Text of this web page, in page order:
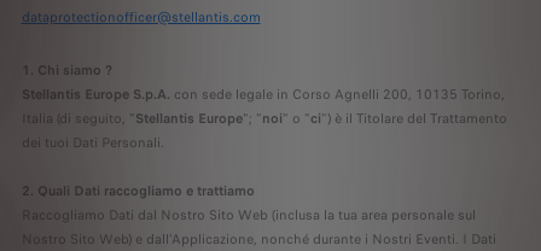
dataprotectionofficer@stellantis.com
1. Chi siamo ?
Stellantis Europe S.p.A. con sede legale in Corso Agnelli 200, 10135 Torino,
Italia (di seguito, "Stellantis Europe"; "noi" o "ci") è il Titolare del Trattamento
dei tuoi Dati Personali.
2. Quali Dati raccogliamo e trattiamo
Raccogliamo Dati dal Nostro Sito Web (inclusa la tua area personale sul
Nostro Sito Web) e dall'Applicazione, nonché durante i Nostri Eventi. I Dati